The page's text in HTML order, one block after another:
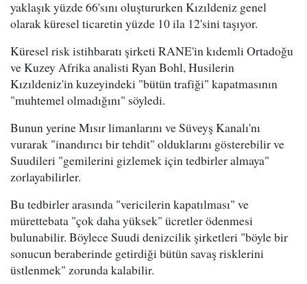
yaklaşık yüzde 66'sını oluştururken Kızıldeniz genel
olarak küresel ticaretin yüzde 10 ila 12'sini taşıyor.
Küresel risk istihbaratı şirketi RANE'in kıdemli Ortadoğu
ve Kuzey Afrika analisti Ryan Bohl, Husilerin
Kızıldeniz'in kuzeyindeki "bütün trafiği" kapatmasının
"muhtemel olmadığını" söyledi.
Bunun yerine Mısır limanlarını ve Süveyş Kanalı'nı
vurarak "inandırıcı bir tehdit" olduklarını gösterebilir ve
Suudileri "gemilerini gizlemek için tedbirler almaya"
zorlayabilirler.
Bu tedbirler arasında "vericilerin kapatılması" ve
mürettebata "çok daha yüksek" ücretler ödenmesi
bulunabilir. Böylece Suudi denizcilik şirketleri "böyle bir
sonucun beraberinde getirdiği bütün savaş risklerini
üstlenmek" zorunda kalabilir.